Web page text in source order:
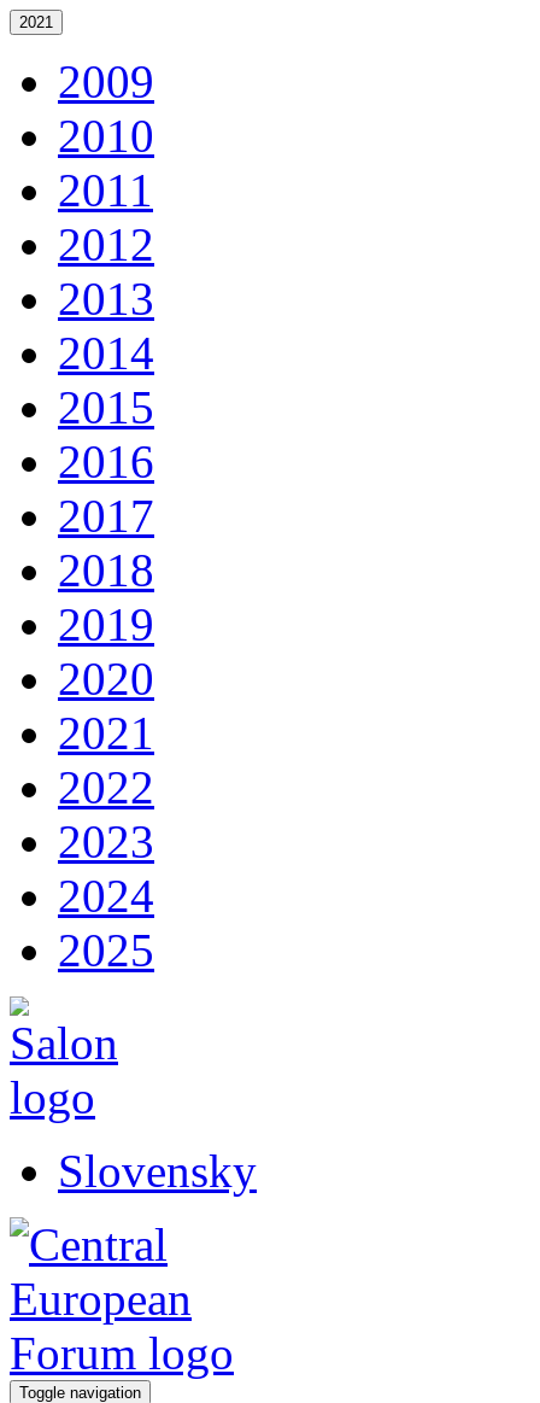
2021
2009
2010
2011
2012
2013
2014
2015
2016
2017
2018
2019
2020
2021
2022
2023
2024
2025
Slovensky
Toggle navigation